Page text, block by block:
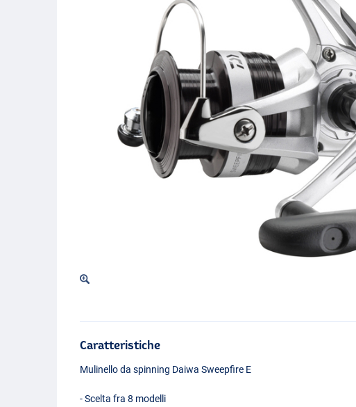
Caratteristiche
Mulinello da spinning Daiwa Sweepfire E
- Scelta fra 8 modelli